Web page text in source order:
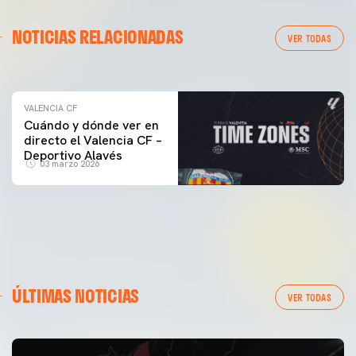
NOTICIAS RELACIONADAS VER TODAS
ENTRENAMIENTO DEL VALENCIA CF 04/03/26
VALENCIA CF
Cuándo y dónde ver en
directo el Valencia CF –
Deportivo Alavés
03 marzo 2026
ÚLTIMAS NOTICIAS VER TODAS